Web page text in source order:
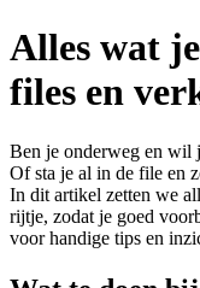
Alles wat
files en
Ben je onderweg en wil
Of sta je al in de file en
In dit artikel zetten we
rijtje, zodat je goed
voor handige tips en